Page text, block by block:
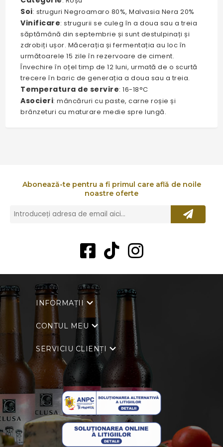
Soi: struguri Negroamaro 80%, Malvasia Nera 20%
Vinificare: strugurii se culeg în a doua sau a treia
săptămână din septembrie și sunt destulpinați și
zdrobiți ușor. Măcerația și fermentația au loc în
următoarele 15 zile în rezervoare de ciment.
Învechire în oțel timp de 12 luni, urmată de o scurtă
trecere în baric de generația a doua sau a treia.
Temperatura de servire: 16-18°C
Asocieri: mâncăruri cu paste, carne roșie și
brânzeturi cu maturare medie spre lungă.
Abonează-te pentru a fi primul care află de noile
noastre oferte
INFORMAȚII
CONTUL MEU
SERVICIU CLIENȚI